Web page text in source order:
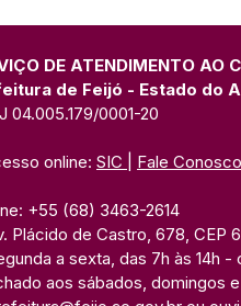
DE ATENDIMENTO AO
de Feijó - Estado do
04.005.179/0001-20
online: SIC Fale Conosco
+55 (68) 3463-2614
Plácido de Castro, 678, CEP
a sexta, das 7h às 14h -
aos sábados, domingos